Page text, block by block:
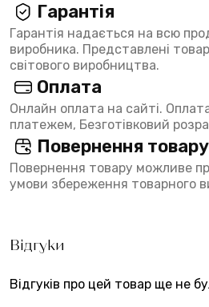
Гарантія
Гарантія надається на всю
виробника. Представлені
світового виробництва.
Оплата
Онлайн оплата на сайті.
платежем, Безготівковий
Повернення товару
Повернення товару можливе
умови збереження товарного
Відгуки
Відгуків про цей товар ще не